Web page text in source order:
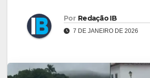
Por Redação IB
7 DE JANEIRO DE 2026